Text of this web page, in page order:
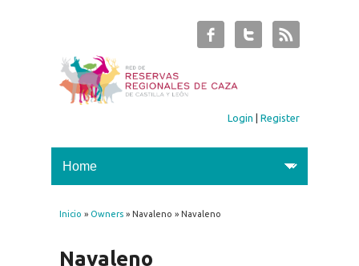
Login |Register
You are here
Inicio » Owners» Navaleno » Navaleno
Navaleno